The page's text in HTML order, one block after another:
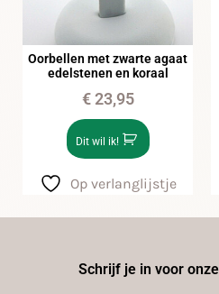
Oorbellen met zwarte agaat
edelstenen en koraal
€23,95
Dit wil ik!
Op verlanglijstje
Schrijf je in voor